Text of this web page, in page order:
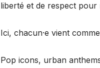
liberté et de respect
Ici, chacun·e vient
Pop icons, urban